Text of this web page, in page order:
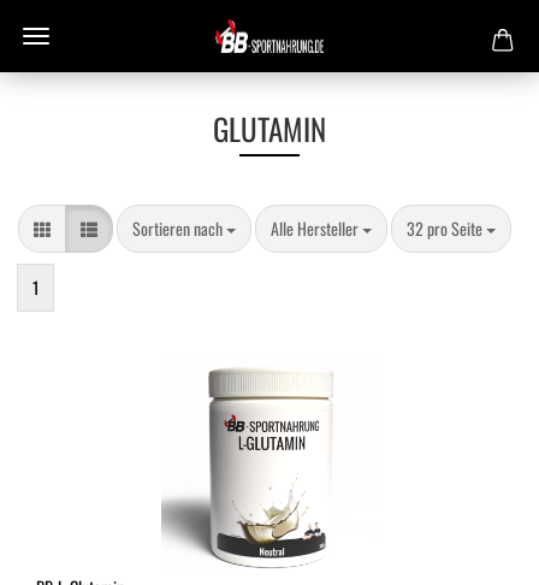
GLUTAMIN
Sortieren nach
Sortieren nach Alle Hersteller
pro Seite 32 pro Seite
pro Seite
1